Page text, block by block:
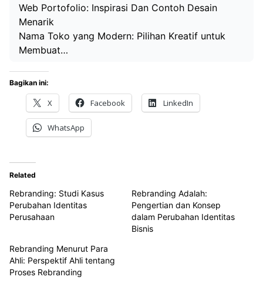
Web Portofolio: Inspirasi Dan Contoh Desain
Menarik
Nama Toko yang Modern: Pilihan Kreatif untuk
Membuat…
Bagikan ini:
X Facebook LinkedIn
WhatsApp
Related
Rebranding: Studi Kasus
Perubahan Identitas
Perusahaan
Rebranding Adalah:
Pengertian dan Konsep
dalam Perubahan Identitas
Bisnis
Rebranding Menurut Para
Ahli: Perspektif Ahli tentang
Proses Rebranding